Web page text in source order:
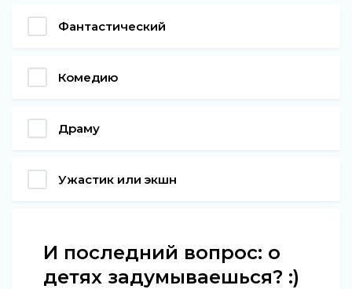
Фантастический
Комедию
Драму
Ужастик или экшн
И последний вопрос: о
детях задумываешься? :)